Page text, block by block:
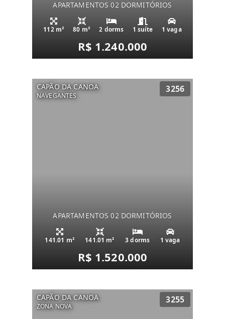
APARTAMENTOS 02 DORMITÓRIOS
112 m² 80 m² 2 dorms 1 suíte 1 vaga
R$ 1.240.000
CAPÃO DA CANOA
NAVEGANTES
3256
APARTAMENTOS 02 DORMITÓRIOS
141.01 m² 141.01 m² 3 dorms 1 vaga
R$ 1.520.000
CAPÃO DA CANOA
ZONA NOVA
3255